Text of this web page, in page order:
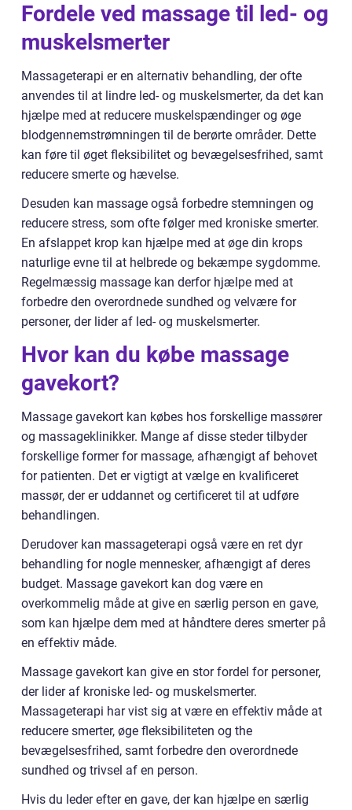
Fordele ved massage til led- og
muskelsmerter
Massageterapi er en alternativ behandling, der ofte
anvendes til at lindre led- og muskelsmerter, da det kan
hjælpe med at reducere muskelspændinger og øge
blodgennemstrømningen til de berørte områder. Dette
kan føre til øget fleksibilitet og bevægelsesfrihed, samt
reducere smerte og hævelse.
Desuden kan massage også forbedre stemningen og
reducere stress, som ofte følger med kroniske smerter.
En afslappet krop kan hjælpe med at øge din krops
naturlige evne til at helbrede og bekæmpe sygdomme.
Regelmæssig massage kan derfor hjælpe med at
forbedre den overordnede sundhed og velvære for
personer, der lider af led- og muskelsmerter.
Hvor kan du købe massage
gavekort?
Massage gavekort kan købes hos forskellige massører
og massageklinikker. Mange af disse steder tilbyder
forskellige former for massage, afhængigt af behovet
for patienten. Det er vigtigt at vælge en kvalificeret
massør, der er uddannet og certificeret til at udføre
behandlingen.
Derudover kan massageterapi også være en ret dyr
behandling for nogle mennesker, afhængigt af deres
budget. Massage gavekort kan dog være en
overkommelig måde at give en særlig person en gave,
som kan hjælpe dem med at håndtere deres smerter på
en effektiv måde.
Massage gavekort kan give en stor fordel for personer,
der lider af kroniske led- og muskelsmerter.
Massageterapi har vist sig at være en effektiv måde at
reducere smerter, øge fleksibiliteten og the
bevægelsesfrihed, samt forbedre den overordnede
sundhed og trivsel af en person.
Hvis du leder efter en gave, der kan hjælpe en særlig